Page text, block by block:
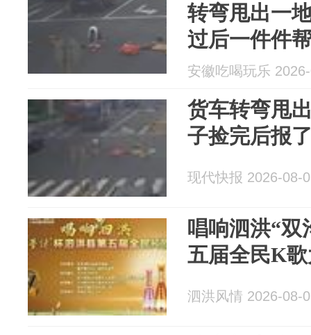
转弯甩出一
过后一件件
安徽吃喝玩乐
货车转弯甩
子捡完后报
现代快报 2026-08-
唱响泗洪“双
五届全民K
泗洪风情 2026-08-